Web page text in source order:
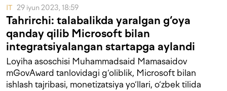
IT 29 iyun 2023, 18:59
Tahrirchi: talabalikda yaralgan g‘oya
qanday qilib Microsoft bilan
integratsiyalangan startapga aylandi
Loyiha asoschisi Muhammadsaid Mamasaidov
mGovAward tanlovidagi g‘oliblik, Microsoft bilan
ishlash tajribasi, monetizatsiya yo‘llari, o‘zbek tilida